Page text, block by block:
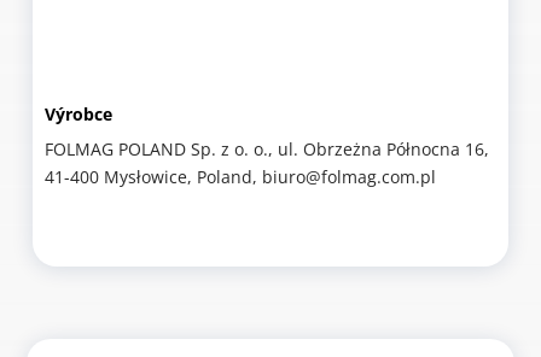
Výrobce
FOLMAG POLAND Sp. z o. o., ul. Obrzeżna Północna 16,
41-400 Mysłowice, Poland, biuro@folmag.com.pl